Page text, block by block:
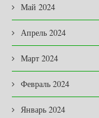
Май 2024
Апрель 2024
Март 2024
Февраль 2024
Январь 2024